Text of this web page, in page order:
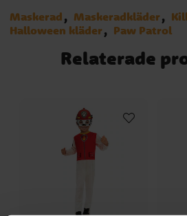
Maskerad Maskeradkläder
Halloween kläder
Paw Patrol
Relaterade